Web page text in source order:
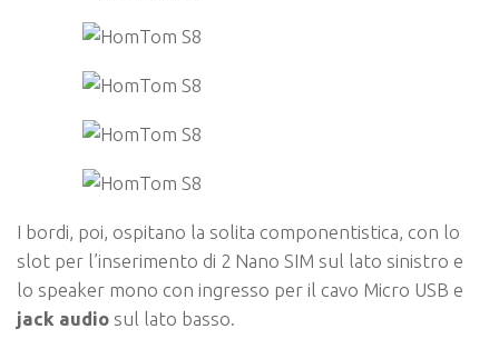
I bordi, poi, ospitano la solita componentistica, con lo
slot per l’inserimento di 2 Nano SIM sul lato sinistro e
lo speaker mono con ingresso per il cavo Micro USB e
jack audio sul lato basso.